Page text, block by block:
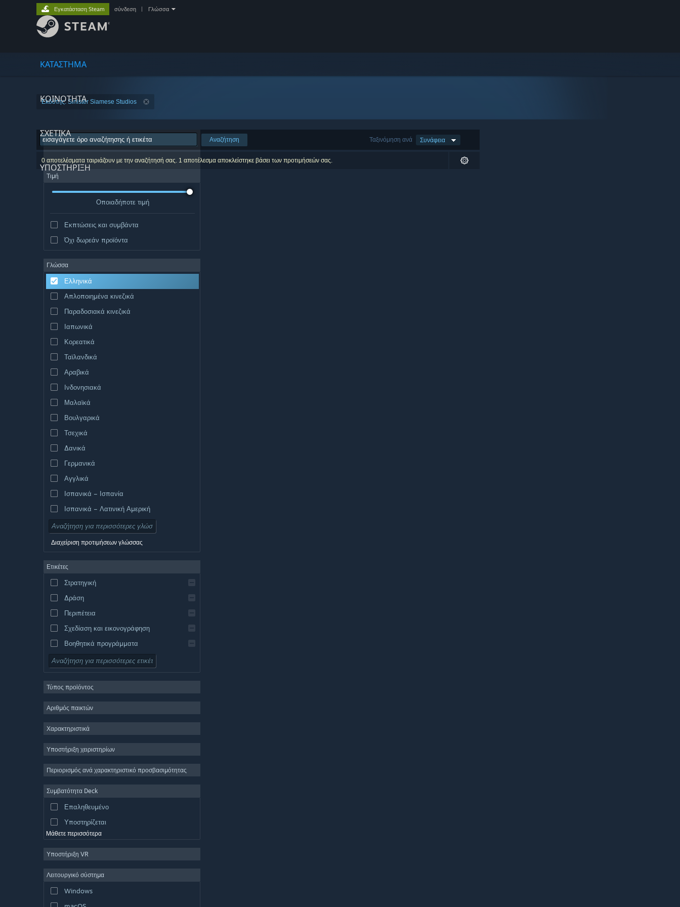
ΚΑΤΑΣΤΗΜΑ
ΚΟΙΝΟΤΗΤΑ
ΣΧΕΤΙΚΆ
ΥΠΟΣΤΗΡΙΞΗ
Εγκατάσταση Steam σύνδεση Γλώσσα
Εκδότης: Sinister Siamese Studios
Ταξινόμηση ανά Συνάφεια
Αναζήτηση
0 αποτελέσματα ταιριάζουν με την αναζήτησή σας. 1 αποτέλεσμα αποκλείστηκε βάσει των προτιμήσεών σας.
Τιμή
Οποιαδήποτε τιμή
Εκπτώσεις και συμβάντα
Όχι δωρεάν προϊόντα
Γλώσσα
Ελληνικά
Απλοποιημένα κινεζικά
Παραδοσιακά κινεζικά
Ιαπωνικά
Κορεατικά
Ταϊλανδικά
Αραβικά
Ινδονησιακά
Μαλαϊκά
Βουλγαρικά
Τσεχικά
Δανικά
Γερμανικά
Αγγλικά
Ισπανικά – Ισπανία
Ισπανικά – Λατινική Αμερική
Διαχείριση προτιμήσεων γλώσσας
Ετικέτες
Στρατηγική
Δράση
Περιπέτεια
Σχεδίαση και εικονογράφηση
Βοηθητικά προγράμματα
Δωρεάν για παίξιμο
Μαζικό πολλών παικτών
Indie
Χαλαρό
Προσομοίωση
Παραγωγή βίντεο
Επεξεργασία εικόνας
Τύπος προϊόντος
Αριθμός παικτών
Χαρακτηριστικά
Υποστήριξη χειριστηρίων
Περιορισμός ανά χαρακτηριστικό προσβασιμότητας
Συμβατότητα Deck
Επαληθευμένο
Υποστηρίζεται
Μάθετε περισσότερα
Υποστήριξη VR
Λειτουργικό σύστημα
Windows